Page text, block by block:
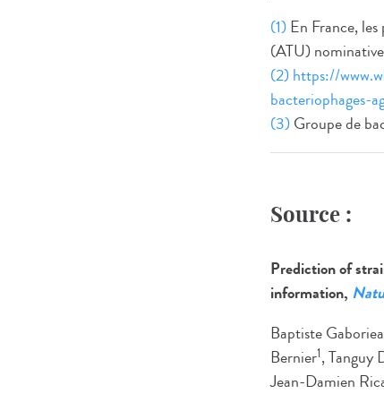
(1)En France,
(ATU) nominative
(2)https://
bacteriophages-
(3)Groupe de
Source :
Prediction of
information,
Baptiste
Bernier1, Tanguy
Jean-Damien